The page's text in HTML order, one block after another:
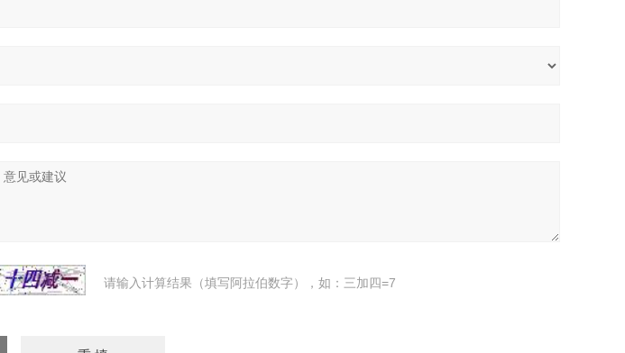
请输入计算结果（填写阿拉伯数字），如：三加四=7